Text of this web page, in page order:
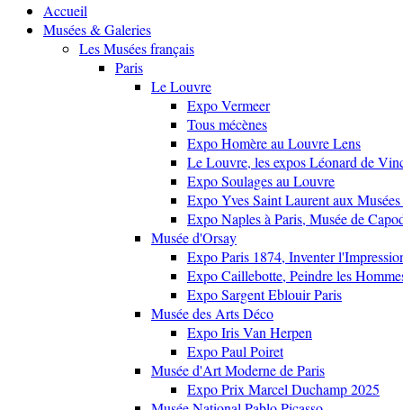
Accueil
Musées & Galeries
Les Musées français
Paris
Le Louvre
Expo Vermeer
Tous mécènes
Expo Homère au Louvre Lens
Le Louvre, les expos Léonard de
Expo Soulages au Louvre
Expo Yves Saint Laurent aux
Expo Naples à Paris, Musée de
Musée d'Orsay
Expo Paris 1874, Inventer
Expo Caillebotte, Peindre les
Expo Sargent Eblouir Paris
Musée des Arts Déco
Expo Iris Van Herpen
Expo Paul Poiret
Musée d'Art Moderne de Paris
Expo Prix Marcel Duchamp 2025